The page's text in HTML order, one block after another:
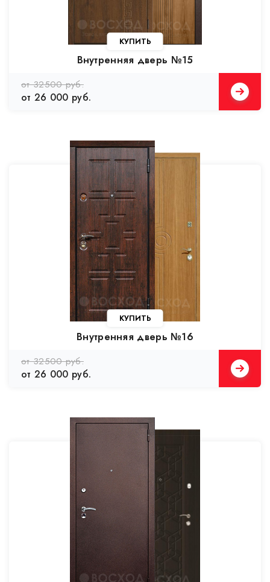
Внутренняя дверь №15
от 32500 руб.
от 26 000 руб.
Внутренняя дверь №16
от 32500 руб.
от 26 000 руб.